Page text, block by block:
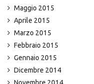
Maggio 2015
Aprile 2015
Marzo 2015
Febbraio 2015
Gennaio 2015
Dicembre 2014